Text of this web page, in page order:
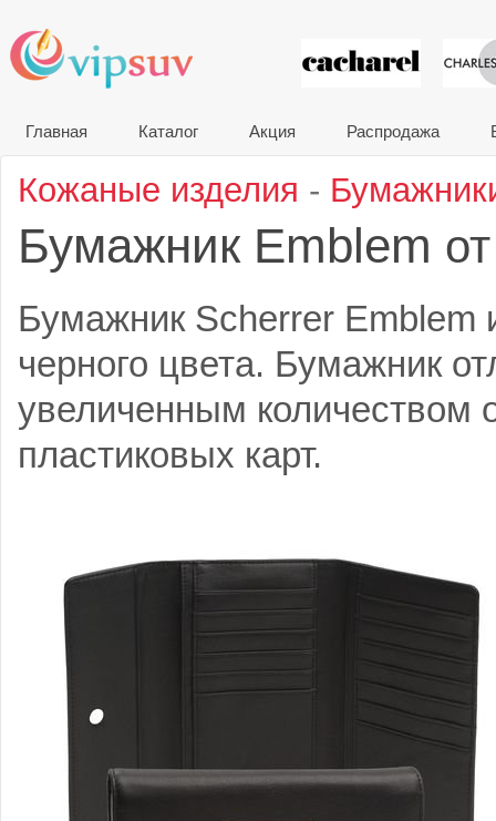
VIP
Главная Каталог Акция Распродажа
Кожаные изделия -
Бумажник Emblem от
Бумажник Scherrer Emblem
черного цвета. Бумажник
увеличенным количеством
пластиковых карт.